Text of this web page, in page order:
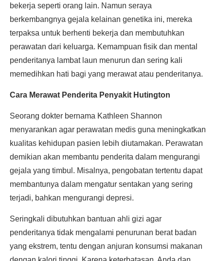
bekerja seperti orang lain. Namun seraya
berkembangnya gejala kelainan genetika ini, mereka
terpaksa untuk berhenti bekerja dan membutuhkan
perawatan dari keluarga. Kemampuan fisik dan mental
penderitanya lambat laun menurun dan sering kali
memedihkan hati bagi yang merawat atau penderitanya.
Cara Merawat Penderita Penyakit Hutington
Seorang dokter bernama Kathleen Shannon
menyarankan agar perawatan medis guna meningkatkan
kualitas kehidupan pasien lebih diutamakan. Perawatan
demikian akan membantu penderita dalam mengurangi
gejala yang timbul. Misalnya, pengobatan tertentu dapat
membantunya dalam mengatur sentakan yang sering
terjadi, bahkan mengurangi depresi.
Seringkali dibutuhkan bantuan ahli gizi agar
penderitanya tidak mengalami penurunan berat badan
yang ekstrem, tentu dengan anjuran konsumsi makanan